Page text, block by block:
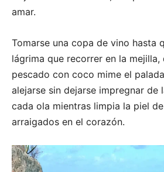
amar.
Tomarse una copa de vino hasta
lágrima que recorrer en la mejilla,
pescado con coco mime el
alejarse sin dejarse impregnar de
cada ola mientras limpia la piel
arraigados en el corazón.